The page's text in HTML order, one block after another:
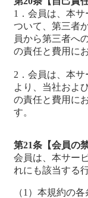
1．会員は、本
ついて、第三者
員から第三者へ
の責任と費用に
2．会員は、本
より、当社およ
の責任と費用に
す。
第21条【会員の
会員は、本サー
れにも該当する
（1）本規約の